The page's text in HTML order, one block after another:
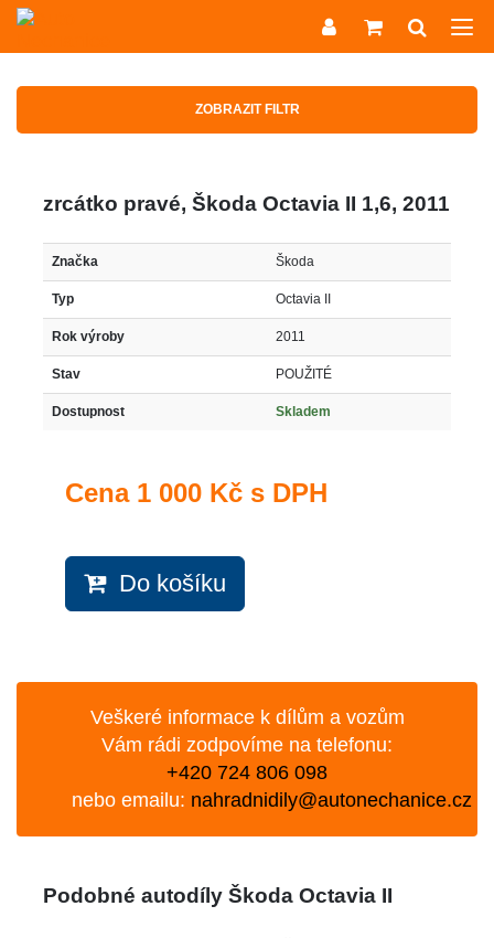
ZOBRAZIT FILTR
zrcátko pravé, Škoda Octavia II 1,6, 2011
Značka Škoda
Typ Octavia II
Rok výroby 2011
Stav POUŽITÉ
Dostupnost Skladem
Cena 1 000 Kč s DPH
Do košíku
Veškeré informace k dílům a vozům
Vám rádi zodpovíme na telefonu:
+420 724 806 098
nebo emailu: nahradnidily@autonechanice.cz
Podobné autodíly Škoda Octavia II